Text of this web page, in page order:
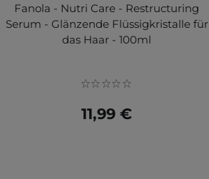
Fanola - Nutri Care - Restructuring
Serum - Glänzende Flüssigkristalle für
das Haar - 100ml
11,99 €